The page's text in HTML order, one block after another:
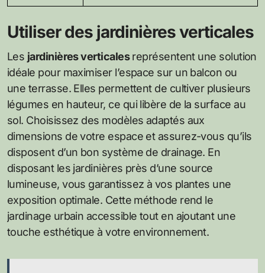
Utiliser des jardinières verticales
Les jardinières verticalesreprésentent une solution
idéale pour maximiser l’espace sur un balcon ou
une terrasse. Elles permettent de cultiver plusieurs
légumes en hauteur, ce qui libère de la surface au
sol. Choisissez des modèles adaptés aux
dimensions de votre espace et assurez-vous qu’ils
disposent d’un bon système de drainage. En
disposant les jardinières près d’une source
lumineuse, vous garantissez à vos plantes une
exposition optimale. Cette méthode rend le
jardinage urbain accessible tout en ajoutant une
touche esthétique à votre environnement.